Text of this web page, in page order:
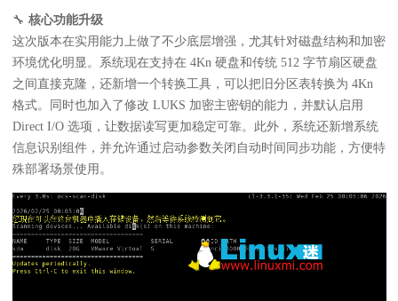
🔧 核心功能升级
这次版本在实用能力上做了不少底层增强，尤其针对磁盘结构和加密
环境优化明显。系统现在支持在 4Kn 硬盘和传统 512 字节扇区硬盘
之间直接克隆，还新增一个转换工具，可以把旧分区表转换为 4Kn
格式。同时也加入了修改 LUKS 加密主密钥的能力，并默认启用
Direct I/O 选项，让数据读写更加稳定可靠。此外，系统还新增系统
信息识别组件，并允许通过启动参数关闭自动时间同步功能，方便特
殊部署场景使用。